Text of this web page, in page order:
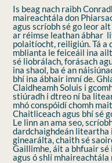
Is beag nach raibh
maireachtála don
agus scríobh sé go leor
ar réimse leathan ábhar
polaitíocht, reiligiún. Tá a
mblianta le feiceáil ina
sé liobrálach, forásach
ina shaol, ba é an
bhí ina ábhair imní de.
Claidheamh Soluis i
stiúradh i dtreo ní ba
mhó conspóidí chomh
Chaitliceach agus bhí sé
Le linn an ama seo,
dardchaighdeán
ginearálta, chaith sé
Gaillimhe, áit a bhfuair
agus ó shlí mhaireachtála